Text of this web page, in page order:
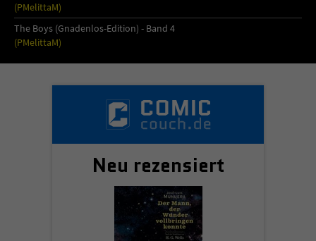
(PMelittaM)
The Boys (Gnadenlos-Edition) - Band 4
(PMelittaM)
Neu rezensiert